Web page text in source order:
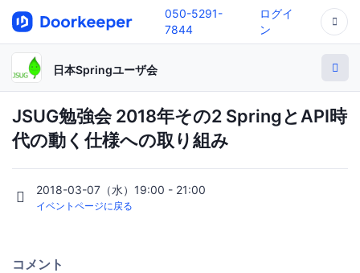
050-5291-
7844
ログイ
ン
日本Springユーザ会
JSUG勉強会 2018年その2 SpringとAPI時
代の動く仕様への取り組み
2018-03-07（水）19:00 - 21:00
イベントページに戻る
コメント